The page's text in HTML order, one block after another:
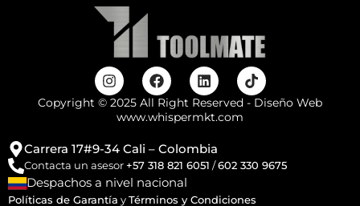
Copyright © 2025 All Right Reserved - Diseño Web
www.whispermkt.com
Carrera 17#9-34 Cali – Colombia
Contacta un asesor+57 318 821 6051 /602 330 9675
Despachos a nivel nacional
Políticas de Garantía yTérminos y Condiciones